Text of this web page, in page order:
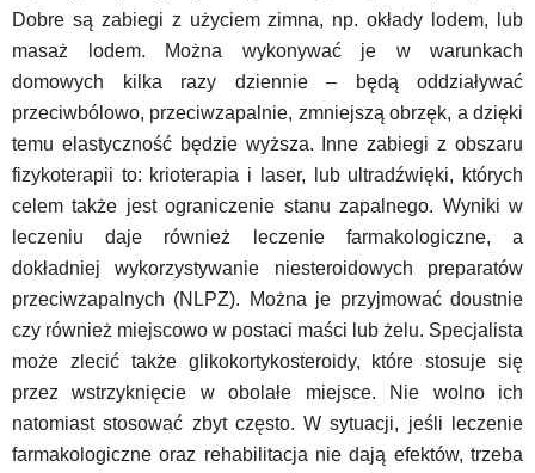
Dobre są zabiegi z użyciem zimna, np. okłady lodem, lub
masaż lodem. Można wykonywać je w warunkach
domowych kilka razy dziennie – będą oddziaływać
przeciwbólowo, przeciwzapalnie, zmniejszą obrzęk, a dzięki
temu elastyczność będzie wyższa. Inne zabiegi z obszaru
fizykoterapii to: krioterapia i laser, lub ultradźwięki, których
celem także jest ograniczenie stanu zapalnego. Wyniki w
leczeniu daje również leczenie farmakologiczne, a
dokładniej wykorzystywanie niesteroidowych preparatów
przeciwzapalnych (NLPZ). Można je przyjmować doustnie
czy również miejscowo w postaci maści lub żelu. Specjalista
może zlecić także glikokortykosteroidy, które stosuje się
przez wstrzyknięcie w obolałe miejsce. Nie wolno ich
natomiast stosować zbyt często. W sytuacji, jeśli leczenie
farmakologiczne oraz rehabilitacja nie dają efektów, trzeba